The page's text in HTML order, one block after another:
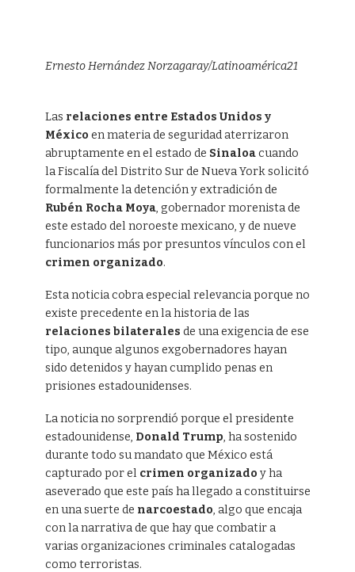
Ernesto Hernández Norzagaray/Latinoamérica21
Las relaciones entre Estados Unidos y
México en materia de seguridad aterrizaron
abruptamente en el estado de Sinaloacuando
la Fiscalía del Distrito Sur de Nueva York solicitó
formalmente la detención y extradición de
Rubén Rocha Moya, gobernador morenista de
este estado del noroeste mexicano, y de nueve
funcionarios más por presuntos vínculos con el
crimen organizado.
Esta noticia cobra especial relevancia porque no
existe precedente en la historia de las
relaciones bilaterales de una exigencia de ese
tipo, aunque algunos exgobernadores hayan
sido detenidos y hayan cumplido penas en
prisiones estadounidenses.
La noticia no sorprendió porque el presidente
estadounidense, Donald Trump, ha sostenido
durante todo su mandato que México está
capturado por el crimen organizado y ha
aseverado que este país ha llegado a constituirse
en una suerte de narcoestado, algo que encaja
con la narrativa de que hay que combatir a
varias organizaciones criminales catalogadas
como terroristas.